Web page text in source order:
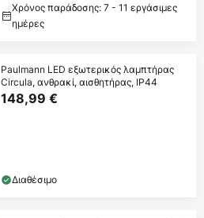
Χρόνος παράδοσης: 7 - 11 εργάσιμες
ημέρες
Paulmann LED εξωτερικός λαμπτήρας
Circula, ανθρακί, αισθητήρας, IP44
148,99 €
Διαθέσιμο